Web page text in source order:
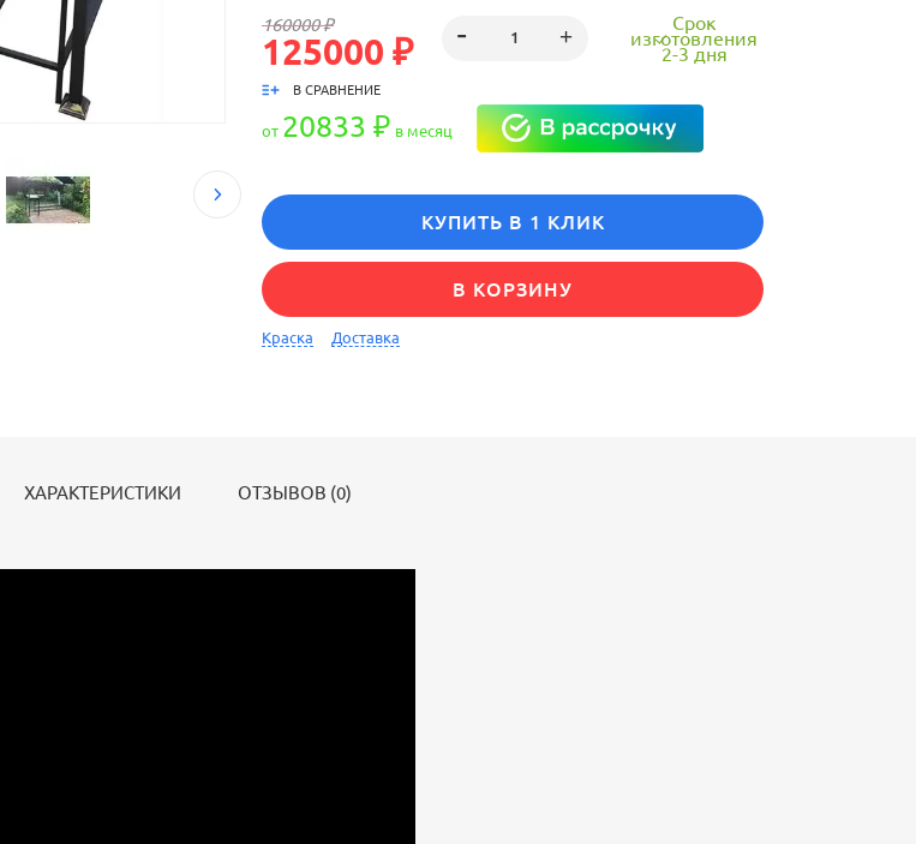
160000 ₽
125000 ₽
В СРАВНЕНИЕ
Срок
изготовления
2-3 дня
от 20833 ₽ в месяц
КУПИТЬ В 1 КЛИК
В КОРЗИНУ
Краска Доставка
ХАРАКТЕРИСТИКИ ОТЗЫВОВ (0)